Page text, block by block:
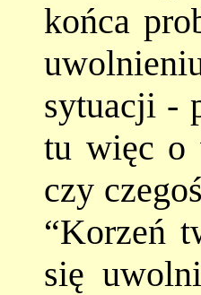
końca
sytuacji -
tu więc o
czy
“Korzeń
się